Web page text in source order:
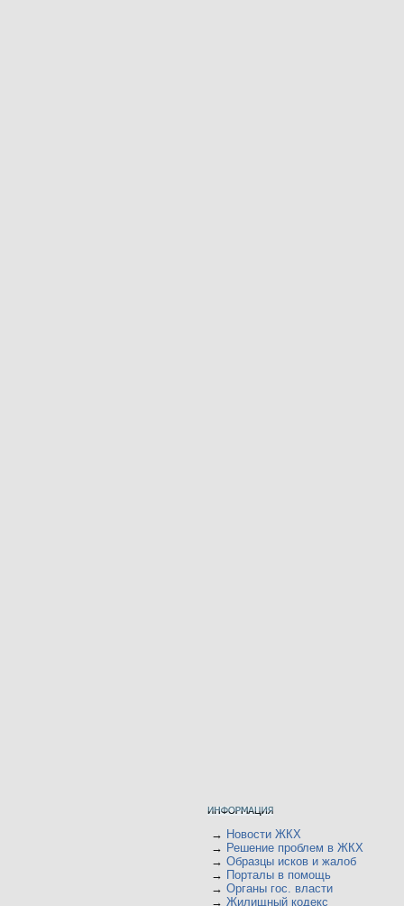
→ Новости ЖКХ
→ Решение проблем в ЖКХ
→ Образцы исков и жалоб
→ Порталы в помощь
→ Органы гос. власти
→ Жилищный кодекс